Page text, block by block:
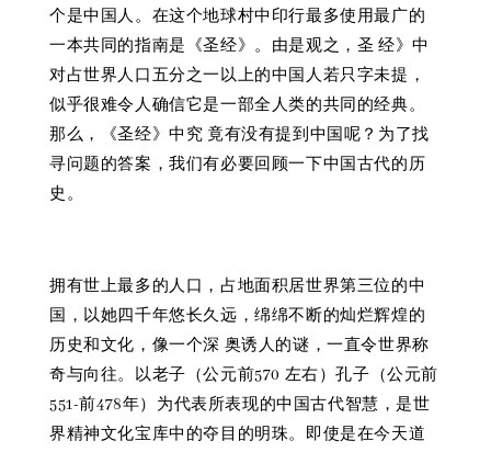
个是中国人。在这个地球村中印行最多使用最广的
一本共同的指南是《圣经》。由是观之，圣 经》中
对占世界人口五分之一以上的中国人若只字未提，
似乎很难令人确信它是一部全人类的共同的经典。
那么，《圣经》中究 竟有没有提到中国呢？为了找
寻问题的答案，我们有必要回顾一下中国古代的历
史。
拥有世上最多的人口，占地面积居世界第三位的中
国，以她四千年悠长久远，绵绵不断的灿烂辉煌的
历史和文化，像一个深 奥诱人的谜，一直令世界称
奇与向往。以老子（公元前570 左右）孔子（公元前
551-前478年）为代表所表现的中国古代智慧，是世
界精神文化宝库中的夺目的明珠。即使是在今天道